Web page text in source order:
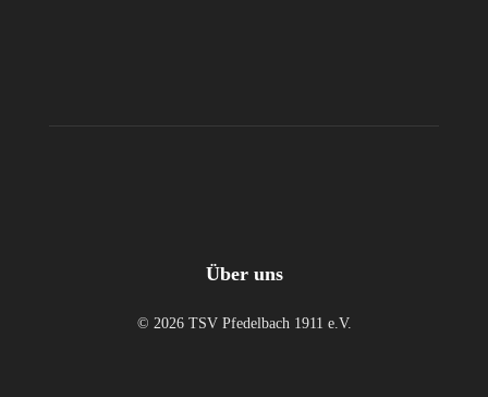
Über uns
© 2026 TSV Pfedelbach 1911 e.V.